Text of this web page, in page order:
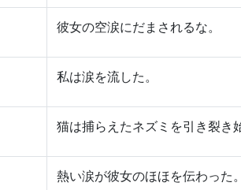
彼女の空涙にだまされるな。
私は涙を流した。
猫は捕らえたネズミを引き裂き
熱い涙が彼女のほほを伝わった。